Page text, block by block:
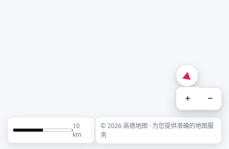
+ −
10
km
© 2026 高德地图 · 为您提供准确的地图服
务